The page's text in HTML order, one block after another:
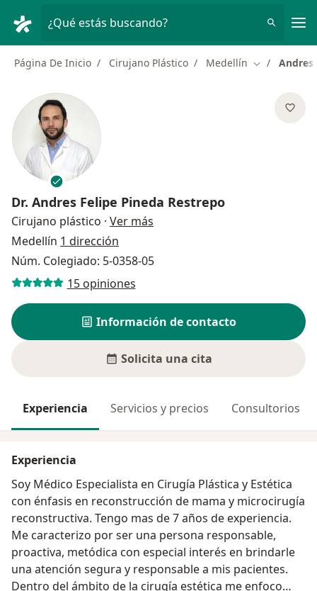
¿Qué estás buscando?
Página De Inicio Cirujano Plástico Medellín Cambiar de
Andres
Dr. Andres Felipe Pineda Restrepo
Cirujano plástico · Ver más
Medellín 1 dirección
Núm. Colegiado: 5-0358-05
15 opiniones
Información de contacto
Solicita una cita
Experiencia Servicios y precios Consultorios
Experiencia
Soy Médico Especialista en Cirugía Plástica y Estética
con énfasis en reconstrucción de mama y microcirugía
reconstructiva. Tengo mas de 7 años de experiencia.
Me caracterizo por ser una persona responsable,
proactiva, metódica con especial interés en brindarle
una atención segura y responsable a mis pacientes.
Dentro del ámbito de la cirugía estética me enfoco